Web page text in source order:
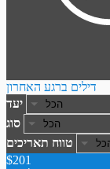
דילים ברגע האחרון
יעד
סוג
טווח תאריכים
$201